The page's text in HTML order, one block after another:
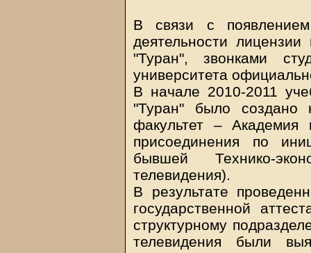
В связи с
деятельности
"Туран", звонками
университета
В начале 2010-2011
"Туран" было создано
факультет – Академия
присоединения по
бывшей Технико-
телевидения).
В результате
государственной
структурному
телевидения были